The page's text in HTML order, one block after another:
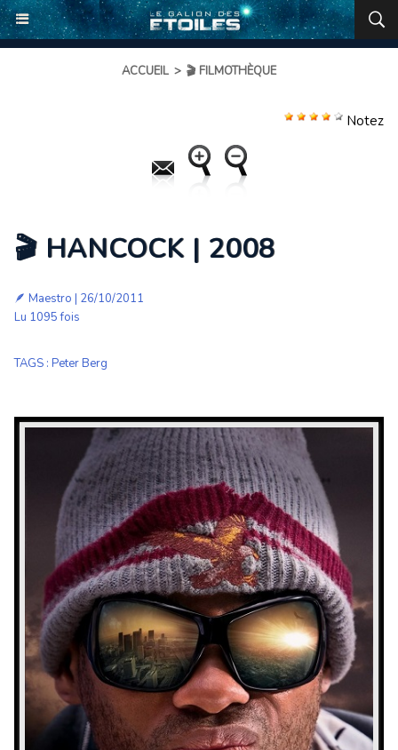
ACCUEIL > 🎬 FILMOTHÈQUE
Notez
🎬 HANCOCK | 2008
🪶 Maestro | 26/10/2011
Lu 1095 fois
TAGS : Peter Berg